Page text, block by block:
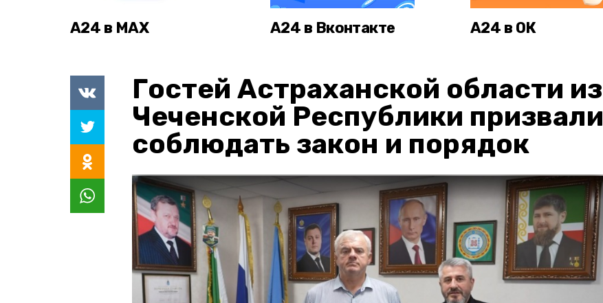
А24 в MAX А24 в Вконтакте А24 в ОК
Гостей Астраханской области из
Чеченской Республики призвали
соблюдать закон и порядок